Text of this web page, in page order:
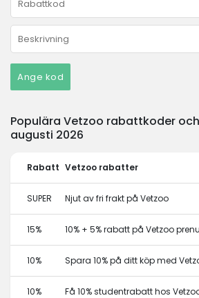
Ange kod
Populära Vetzoo rabattkoder
augusti 2026
Rabatt Vetzoo rabatter
SUPER Njut av fri frakt på Vetzoo
15% 10% + 5% rabatt på Vetzoo
10% Spara 10% på ditt köp med
10% Få 10% studentrabatt hos